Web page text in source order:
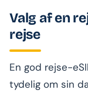
Valg af en
rejse
En god rejse-
tydelig om sin